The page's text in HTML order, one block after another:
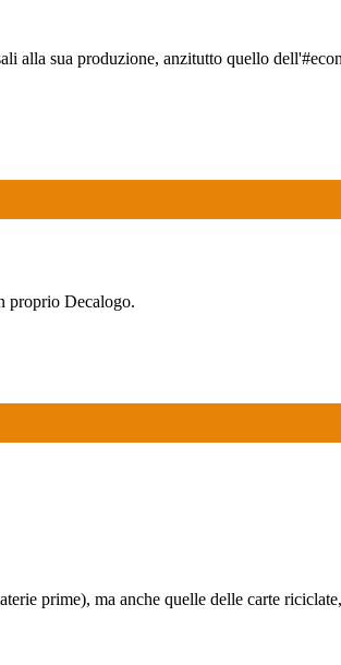
alla sua produzione, anzitutto quello
proprio Decalogo.
prime), ma anche quelle delle carte